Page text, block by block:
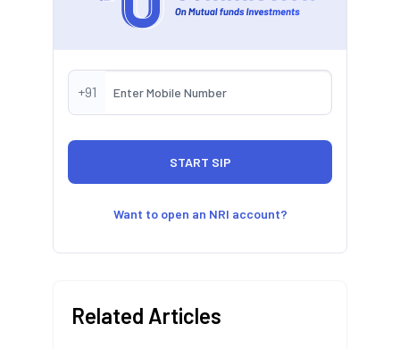
+91
Want to open an NRI account?
Related Articles